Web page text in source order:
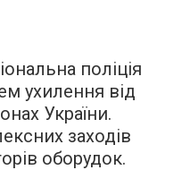
поліція
ухилення від
України.
заходів
оборудок.